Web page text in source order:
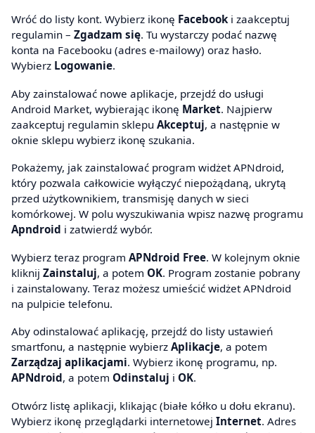
Wróć do listy kont. Wybierz ikonę Facebooki zaakceptuj
regulamin – Zgadzam się. Tu wystarczy podać nazwę
konta na Facebooku (adres e-mailowy) oraz hasło.
Wybierz Logowanie.
Aby zainstalować nowe aplikacje, przejdź do usługi
Android Market, wybierając ikonę Market. Najpierw
zaakceptuj regulamin sklepu Akceptuj, a następnie w
oknie sklepu wybierz ikonę szukania.
Pokażemy, jak zainstalować program widżet APNdroid,
który pozwala całkowicie wyłączyć niepożądaną, ukrytą
przed użytkownikiem, transmisję danych w sieci
komórkowej. W polu wyszukiwania wpisz nazwę programu
Apndroid i zatwierdź wybór.
Wybierz teraz program APNdroid Free. W kolejnym oknie
kliknij Zainstaluj, a potem OK. Program zostanie pobrany
i zainstalowany. Teraz możesz umieścić widżet APNdroid
na pulpicie telefonu.
Aby odinstalować aplikację, przejdź do listy ustawień
smartfonu, a następnie wybierz Aplikacje, a potem
Zarządzaj aplikacjami. Wybierz ikonę programu, np.
APNdroid, a potem Odinstaluj i OK.
Otwórz listę aplikacji, klikając (białe kółko u dołu ekranu).
Wybierz ikonę przeglądarki internetowej Internet. Adres